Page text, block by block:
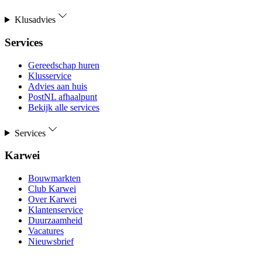
Klusadvies
Services
Gereedschap huren
Klusservice
Advies aan huis
PostNL afhaalpunt
Bekijk alle services
Services
Karwei
Bouwmarkten
Club Karwei
Over Karwei
Klantenservice
Duurzaamheid
Vacatures
Nieuwsbrief